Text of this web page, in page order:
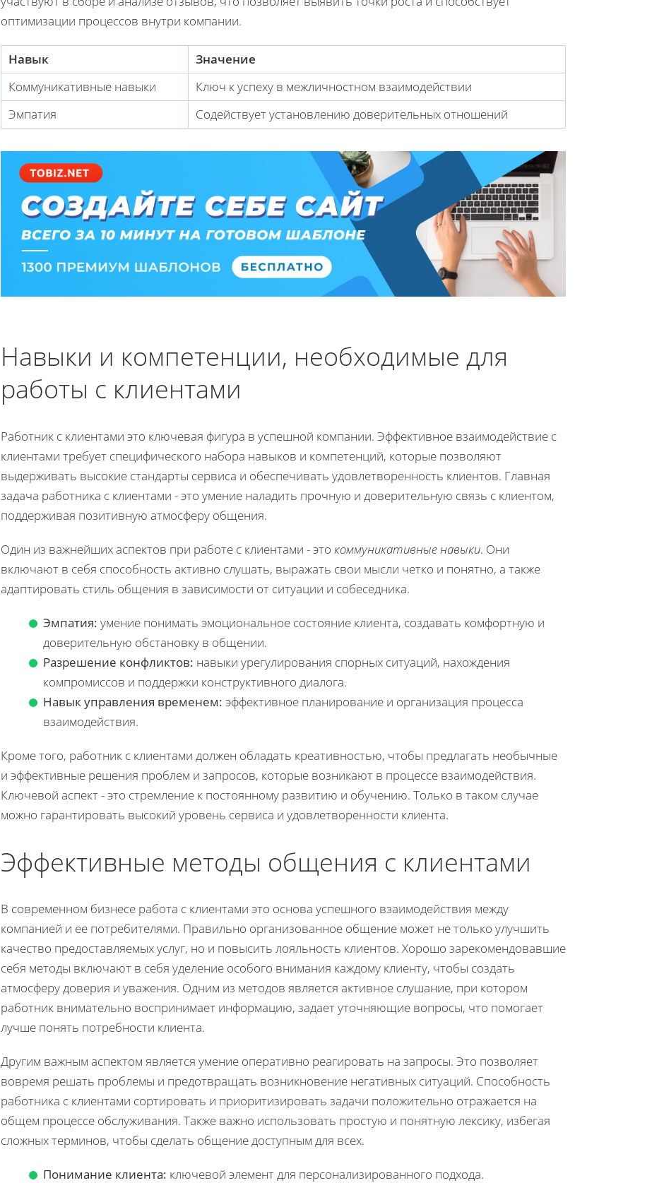
оптимизации процессов внутри компании.
Навык
Значение
Коммуникативные навыки
Ключ к успеху в межличностном взаимодействии
Эмпатия
Содействует установлению доверительных отношений
Навыки и компетенции, необходимые для
работы с клиентами
Работник с клиентами это ключевая фигура в успешной компании. Эффективное взаимодействие с
клиентами требует специфического набора навыков и компетенций, которые позволяют
выдерживать высокие стандарты сервиса и обеспечивать удовлетворенность клиентов. Главная
задача работника с клиентами - это умение наладить прочную и доверительную связь с клиентом,
поддерживая позитивную атмосферу общения.
Один из важнейших аспектов при работе с клиентами - это коммуникативные навыки. Они
включают в себя способность активно слушать, выражать свои мысли четко и понятно, а также
адаптировать стиль общения в зависимости от ситуации и собеседника.
Эмпатия: умение понимать эмоциональное состояние клиента, создавать комфортную и
доверительную обстановку в общении.
Разрешение конфликтов: навыки урегулирования спорных ситуаций, нахождения
компромиссов и поддержки конструктивного диалога.
Навык управления временем: эффективное планирование и организация процесса
взаимодействия.
Кроме того, работник с клиентами должен обладать креативностью, чтобы предлагать необычные
и эффективные решения проблем и запросов, которые возникают в процессе взаимодействия.
Ключевой аспект - это стремление к постоянному развитию и обучению. Только в таком случае
можно гарантировать высокий уровень сервиса и удовлетворенности клиента.
Эффективные методы общения с клиентами
В современном бизнесе работа с клиентами это основа успешного взаимодействия между
компанией и ее потребителями. Правильно организованное общение может не только улучшить
качество предоставляемых услуг, но и повысить лояльность клиентов. Хорошо зарекомендовавшие
себя методы включают в себя уделение особого внимания каждому клиенту, чтобы создать
атмосферу доверия и уважения. Одним из методов является активное слушание, при котором
работник внимательно воспринимает информацию, задает уточняющие вопросы, что помогает
лучше понять потребности клиента.
Другим важным аспектом является умение оперативно реагировать на запросы. Это позволяет
вовремя решать проблемы и предотвращать возникновение негативных ситуаций. Способность
работника с клиентами сортировать и приоритизировать задачи положительно отражается на
общем процессе обслуживания. Также важно использовать простую и понятную лексику, избегая
сложных терминов, чтобы сделать общение доступным для всех.
Понимание клиента: ключевой элемент для персонализированного подхода.